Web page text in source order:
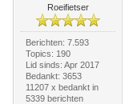
Roeifietser
Berichten: 7.593
Topics: 190
Lid sinds: Apr 2017
Bedankt: 3653
11207 x bedankt in
5339 berichten